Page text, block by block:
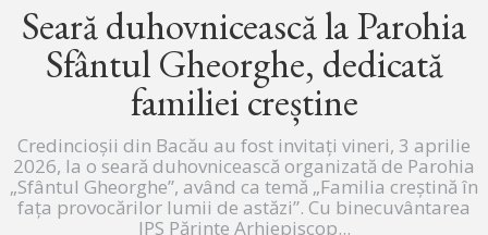
Seară duhovnicească la Parohia
Sfântul Gheorghe, dedicată
familiei creștine
Credincioșii din Bacău au fost invitați vineri, 3 aprilie
2026, la o seară duhovnicească organizată de Parohia
„Sfântul Gheorghe”, având ca temă „Familia creștină în
fața provocărilor lumii de astăzi”. Cu binecuvântarea
IPS Părinte Arhiepiscop...